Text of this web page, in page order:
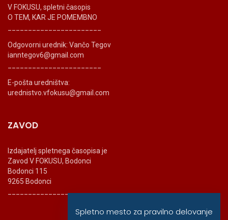
V FOKUSU, spletni časopis
O TEM, KAR JE POMEMBNO
Odgovorni urednik: Vančo Tegov
ianntegov6@gmail.com
E-pošta uredništva:
urednistvo.vfokusu@gmail.com
ZAVOD
Izdajatelj spletnega časopisa je
Zavod V FOKUSU, Bodonci
Bodonci 115
9265 Bodonci
_______________________
Spletno mesto za pravilno delovanje